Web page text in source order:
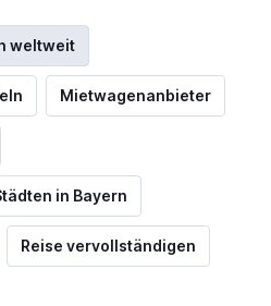
weltweit
Mietwagenanbieter
in Bayern
Reise vervollständigen